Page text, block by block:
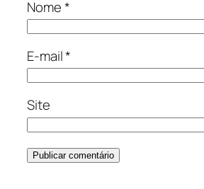
Nome*
E-mail*
Site